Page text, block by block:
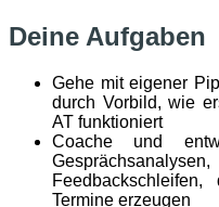
Deine Aufgaben
Gehe mit eigener
durch Vorbild, wie
AT funktioniert
Coache und
Termine erzeugen